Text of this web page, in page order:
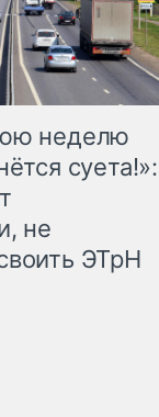
неделю
суета!»:
не
ЭТрН